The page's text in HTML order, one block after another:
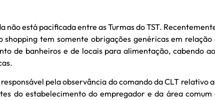
não está pacificada entre as Turmas do TST.
tem somente obrigações genéricas em relação
de banheiros e de locais para alimentação, cabendo
pela observância do comando da CLT relativo
do estabelecimento do empregador e da área comum